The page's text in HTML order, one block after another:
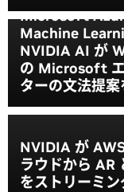
Microsoft
Machine
NVIDIA AI が
の Microsoft
ターの文法提
NVIDIA が
ラウドから AR
をストリーミン